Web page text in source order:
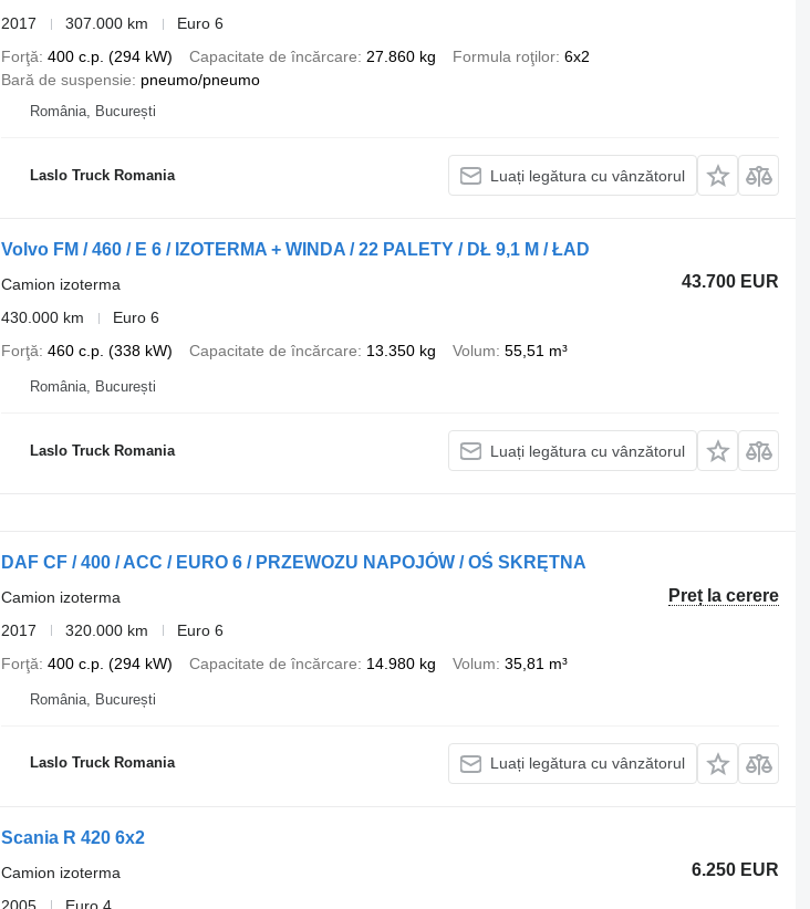
2017
307.000 km
Euro 6
Forţă 400 c.p. (294 kW) Capacitate de încărcare 27.860 kg Formula roţilor 6x2
Bară de suspensie
pneumo/pneumo
România, București
Laslo Truck Romania Luați legătura cu vânzătorul
Volvo FM / 460 / E 6 / IZOTERMA + WINDA / 22 PALETY / DŁ 9,1 M / ŁAD
43.700 EUR
Camion izoterma
430.000 km
Euro 6
Forţă 460 c.p. (338 kW) Capacitate de încărcare 13.350 kg Volum 55,51 m³
România, București
Laslo Truck Romania Luați legătura cu vânzătorul
DAF CF / 400 / ACC / EURO 6 / PRZEWOZU NAPOJÓW / OŚ SKRĘTNA
Preț la cerere
Camion izoterma
2017
320.000 km
Euro 6
Forţă 400 c.p. (294 kW) Capacitate de încărcare 14.980 kg Volum 35,81 m³
România, București
Laslo Truck Romania Luați legătura cu vânzătorul
Scania R 420 6x2
6.250 EUR
Camion izoterma
2005
Euro 4